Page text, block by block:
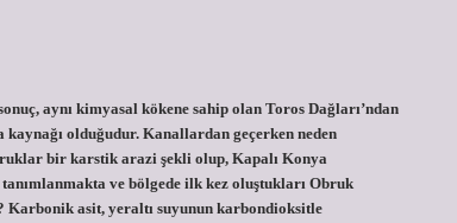
aynı kimyasal kökene sahip olan Toros Dağları’ndan
kaynağı olduğudur. Kanallardan geçerken neden
bir karstik arazi şekli olup, Kapalı Konya
ve bölgede ilk kez oluştukları Obruk
Karbonik asit, yeraltı suyunun karbondioksitle